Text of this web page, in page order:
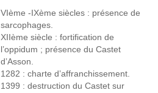
VIème -IXème siècles : présence de
sarcophages.
XIIème siècle : fortification de
l’oppidum ; présence du Castet
d’Asson.
1282 : charte d’affranchissement.
1399 : destruction du Castet sur